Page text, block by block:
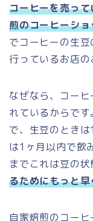
コーヒーを売っ
煎のコーヒーシ
でコーヒーの生
行っているお店の
なぜなら、コー
れているからで
で、生豆のとき
は1ヶ月以内で飲
までこれは豆の
るためにもっと
自家焙煎のコー